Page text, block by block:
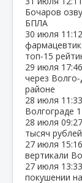
Бочаров
БПЛА
30 июля 11:12
топ‑15
29 июля 17:46
через
районе
28 июля 11:33
Волгограде
28 июля 09:27
тысяч
27 июля 15:16
вертикали
27 июля 13:33
покушении